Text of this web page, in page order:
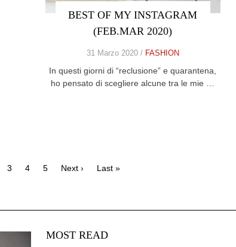
BEST OF MY INSTAGRAM
(FEB.MAR 2020)
31 Marzo 2020 / FASHION
In questi giorni di “reclusione” e quarantena,
ho pensato di scegliere alcune tra le mie …
3 4 5 Next › Last »
MOST READ